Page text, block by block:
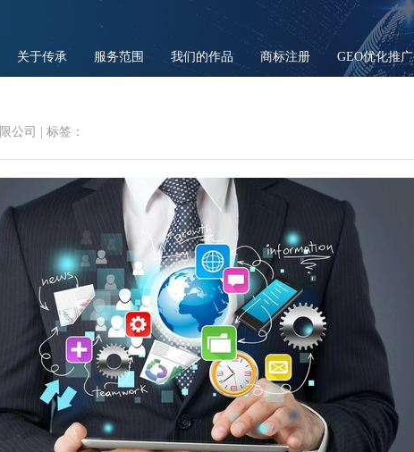
关于传承 服务范围 我们的作品 商标注册 GEO优化推广
推广必读：性价比更高的获客渠道
公司 | 标签：